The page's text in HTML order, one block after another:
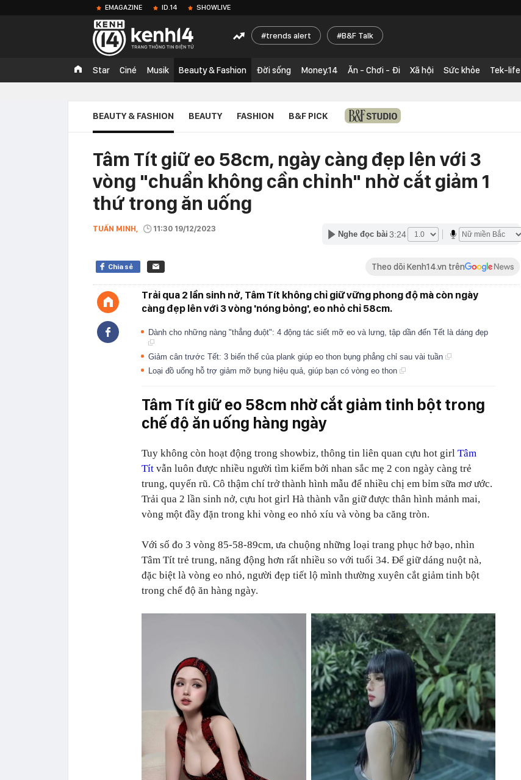
EMAGAZINE ID.14 SHOWLIVE
trends alert B&F Talk
Star Ciné Musik Beauty & Fashion Đời sống Money.14 Ăn - Chơi - Đi Xã hội Sức khỏe Tek-life
BEAUTY & FASHION BEAUTY FASHION B&F PICK
Tâm Tít giữ eo 58cm, ngày càng đẹp lên với 3
vòng "chuẩn không cần chỉnh" nhờ cắt giảm 1
thứ trong ăn uống
TUẤN MINH, 11:30 19/12/2023
Nghe đọc bài 3:24
Chia sẻ Theo dõi Kenh14.vn trên
Trải qua 2 lần sinh nở, Tâm Tít không chỉ giữ vững phong độ mà còn ngày
càng đẹp lên với 3 vòng 'nóng bỏng', eo nhỏ chỉ 58cm.
Dành cho những nàng "thẳng đuột": 4 động tác siết mỡ eo và lưng, tập dần đến Tết là dáng đẹp
Giảm cân trước Tết: 3 biến thể của plank giúp eo thon bụng phẳng chỉ sau vài tuần
Loại đồ uống hỗ trợ giảm mỡ bụng hiệu quả, giúp bạn có vòng eo thon
Tâm Tít giữ eo 58cm nhờ cắt giảm tinh bột trong
chế độ ăn uống hàng ngày
Tuy không còn hoạt động trong showbiz, thông tin liên quan cựu hot girl Tâm
Tít vẫn luôn được nhiều người tìm kiếm bởi nhan sắc mẹ 2 con ngày càng trẻ
trung, quyến rũ. Cô thậm chí trở thành hình mẫu để nhiều chị em bỉm sữa mơ ước.
Trải qua 2 lần sinh nở, cựu hot girl Hà thành vẫn giữ được thân hình mảnh mai,
vòng một đầy đặn trong khi vòng eo nhỏ xíu và vòng ba căng tròn.
Với số đo 3 vòng 85-58-89cm, ưa chuộng những loại trang phục hở bạo, nhìn
Tâm Tít trẻ trung, năng động hơn rất nhiều so với tuổi 34. Để giữ dáng nuột nà,
đặc biệt là vòng eo nhỏ, người đẹp tiết lộ mình thường xuyên cắt giảm tinh bột
trong chế độ ăn hàng ngày.